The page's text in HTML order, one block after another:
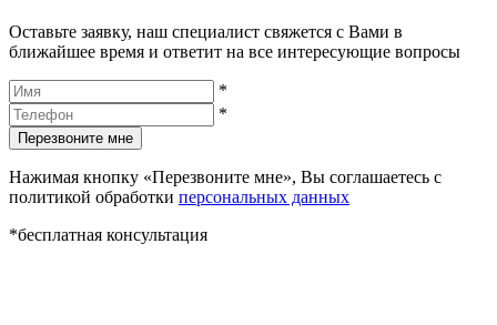
Оставьте заявку, наш специалист свяжется с Вами в
ближайшее время и ответит на все интересующие вопросы
*
*
Перезвоните мне
Нажимая кнопку «Перезвоните мне», Вы соглашаетесь с
политикой обработки персональных данных
*бесплатная консультация